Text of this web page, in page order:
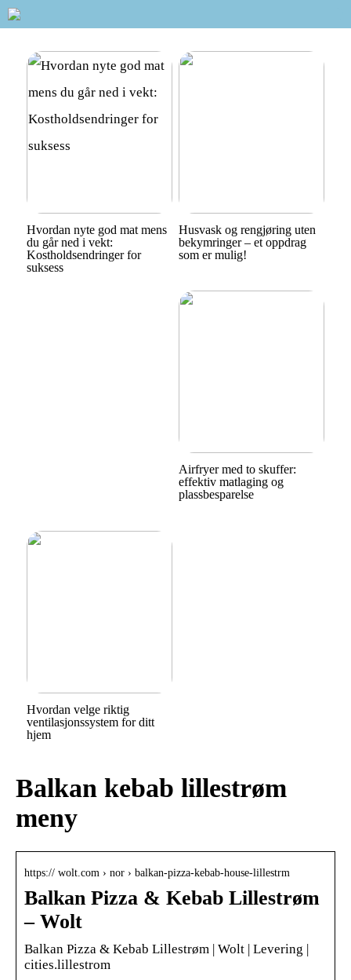
Hvordan nyte god mat mens
du går ned i vekt:
Kostholdsendringer for
suksess
Husvask og rengjøring uten
bekymringer – et oppdrag
som er mulig!
Airfryer med to skuffer:
effektiv matlaging og
plassbesparelse
Hvordan velge riktig
ventilasjonssystem for ditt
hjem
Balkan kebab lillestrøm
meny
https:// wolt.com › nor › balkan-pizza-kebab-house-lillestrm
Balkan Pizza & Kebab Lillestrøm
– Wolt
Balkan Pizza & Kebab Lillestrøm | Wolt | Levering |
cities.lillestrom